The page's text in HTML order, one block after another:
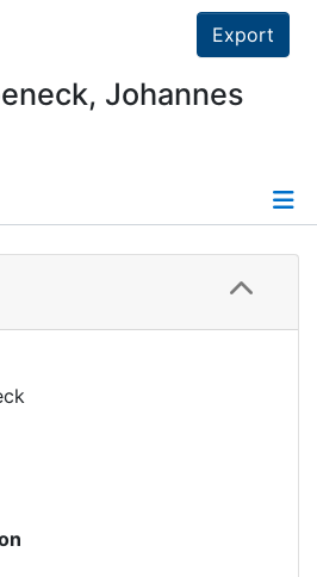
Export
Johannes
Details